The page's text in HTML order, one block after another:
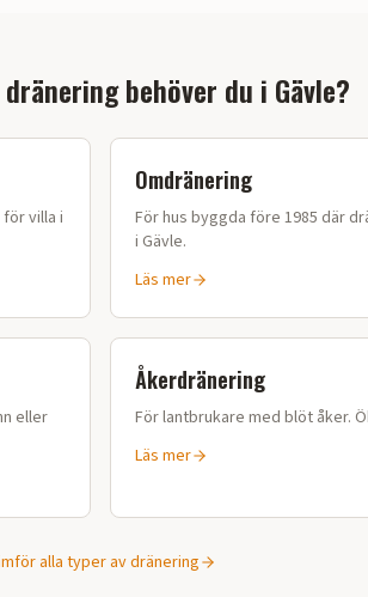
behöver du i Gävle?
villa i
Omdränering
För hus byggda före 1985 där
i Gävle.
Läs mer
eller
Åkerdränering
För lantbrukare med blöt åker.
Läs mer
alla typer av dränering